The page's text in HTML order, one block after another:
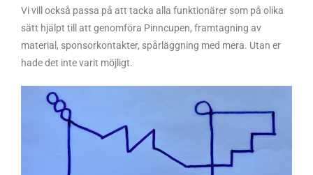
Vi vill också passa på att tacka alla funktionärer som på olika
sätt hjälpt till att genomföra Pinncupen, framtagning av
material, sponsorkontakter, spårläggning med mera. Utan er
hade det inte varit möjligt.